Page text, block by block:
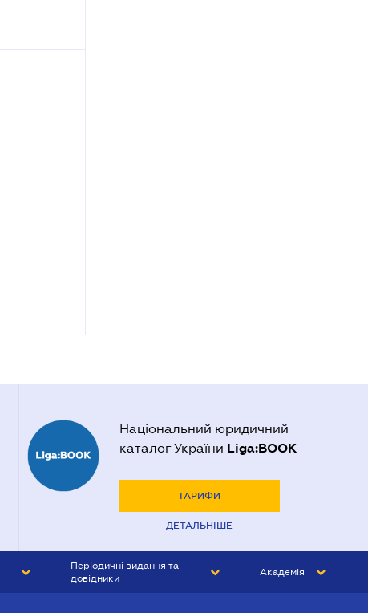
Національний юридичний
каталог України Liga:BOOK
ТАРИФИ
ДЕТАЛЬНІШЕ
Періодичні видання та
довідники
Академія